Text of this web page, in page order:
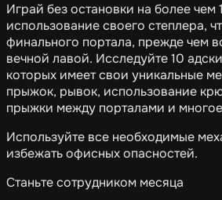
Играй без остановки на более
использование своего степлера,
финального портала, прежде чем
вечной лавой. Исследуйте 10
которых имеет свои уникальные
прыжок, рывок, использование
прыжки между порталами и
Используйте все необходимые
избежать офисных опасностей.
Станьте сотрудником месяца